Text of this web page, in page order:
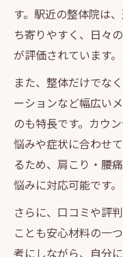
す。駅近の整体院は
ち寄りやすく、日々
が評価されています。
また、整体だけでな
ーションなど幅広い
のも特長です。カウ
悩みや症状に合わせ
るため、肩こり・腰
悩みに対応可能です。
さらに、口コミや評
ことも安心材料の一
考にしながら、自分